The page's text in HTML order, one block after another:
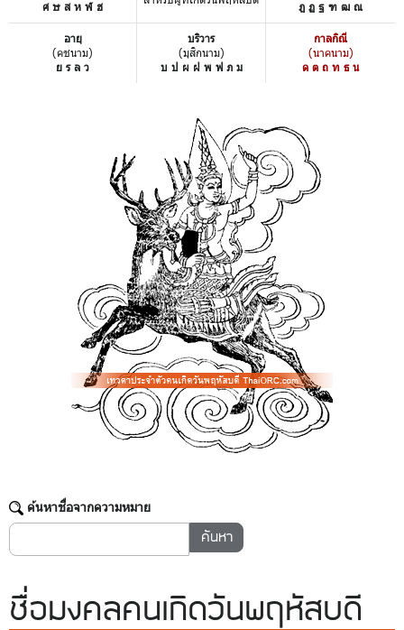
ศ ษ ส ห ฬ ฮ
ฎ ฏ ฐ ฑ ฒ ณ
อายุ
(คชนาม)
ย ร ล ว
บริวาร
(มุสิกนาม)
บ ป ผ ฝ พ ฟ ภ ม
กาลกิณี
(นาคนาม)
ด ต ถ ท ธ น
ค้นหาชื่อจากความหมาย
ชื่อมงคลคนเกิดวันพฤหัสบดี